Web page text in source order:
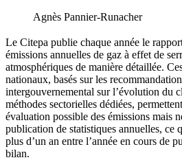
Agnès Pannier-Runacher
Le Citepa publie chaque année le
émissions annuelles de gaz à effet de
atmosphériques de manière détaillée.
nationaux, basés sur les
intergouvernemental sur l’évolution du
méthodes sectorielles dédiées,
évaluation possible des émissions mais
publication de statistiques annuelles, ce
plus d’un an entre l’année en cours de
bilan.